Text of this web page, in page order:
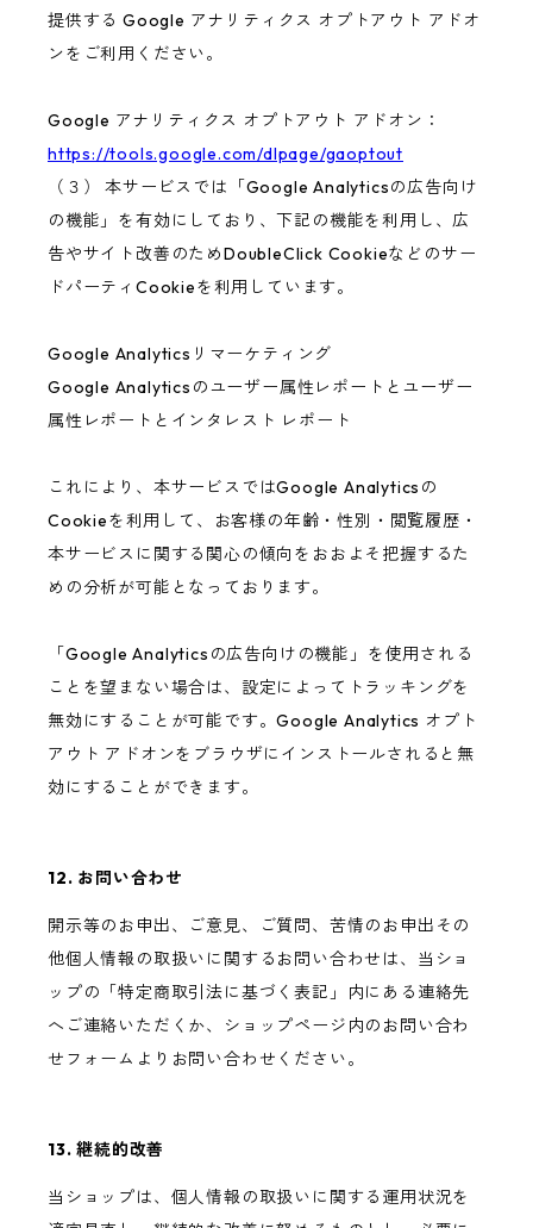
提供する Google アナリティクス オプトアウト アドオ
ンをご利用ください。
Google アナリティクス オプトアウト アドオン：
https://tools.google.com/dlpage/gaoptout
（３） 本サービスでは「Google Analyticsの広告向け
の機能」を有効にしており、下記の機能を利用し、広
告やサイト改善のためDoubleClick Cookieなどのサー
ドパーティCookieを利用しています。
Google Analyticsリマーケティング
Google Analyticsのユーザー属性レポートとユーザー
属性レポートとインタレスト レポート
これにより、本サービスではGoogle Analyticsの
Cookieを利用して、お客様の年齢・性別・閲覧履歴・
本サービスに関する関心の傾向をおおよそ把握するた
めの分析が可能となっております。
「Google Analyticsの広告向けの機能」を使用される
ことを望まない場合は、設定によってトラッキングを
無効にすることが可能です。Google Analytics オプト
アウト アドオンをブラウザにインストールされると無
効にすることができます。
12. お問い合わせ
開示等のお申出、ご意見、ご質問、苦情のお申出その
他個人情報の取扱いに関するお問い合わせは、当ショ
ップの「特定商取引法に基づく表記」内にある連絡先
へご連絡いただくか、ショップページ内のお問い合わ
せフォームよりお問い合わせください。
13. 継続的改善
当ショップは、個人情報の取扱いに関する運用状況を